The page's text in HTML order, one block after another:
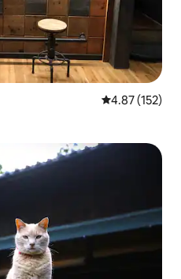
平均评分 4.87
4.87 (152)